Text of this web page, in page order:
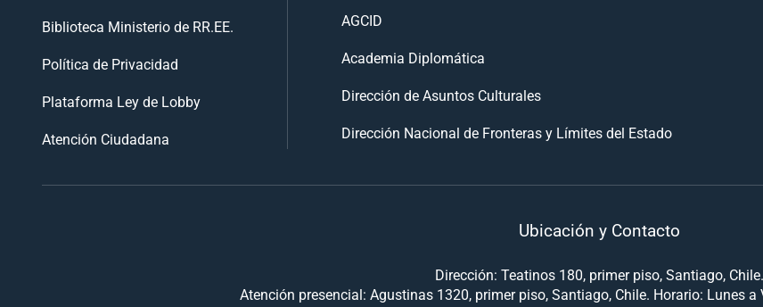
Biblioteca Ministerio de RR.EE.
Política de Privacidad
Plataforma Ley de Lobby
Atención Ciudadana
AGCID
Academia Diplomática
Dirección de Asuntos Culturales
Dirección Nacional de Fronteras y Límites del Estado
Ubicación y Contacto
Dirección: Teatinos 180, primer piso, Santiago, Chile.
Atención presencial: Agustinas 1320, primer piso, Santiago, Chile. Horario: Lunes a